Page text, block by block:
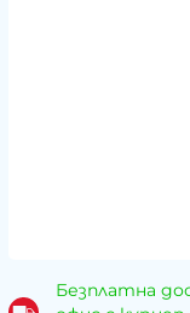
Безплатна